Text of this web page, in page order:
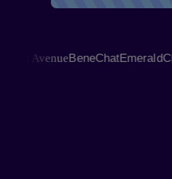
AvenueBeneChatEmeraldChat